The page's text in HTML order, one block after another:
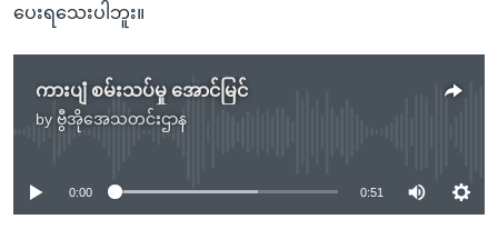
ပေးရသေးပါဘူး။
ကားပျံ စမ်းသပ်မှု အောင်မြင်
by ဗွီအိုအေသတင်းဌာန
No media source currently available
0:00 0:51